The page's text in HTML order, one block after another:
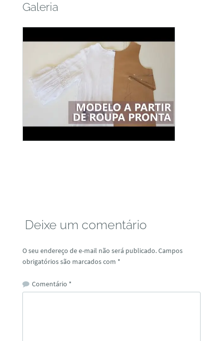
Galeria
Deixe um comentário
O seu endereço de e-mail não será publicado.Campos
obrigatórios são marcados com *
Comentário *